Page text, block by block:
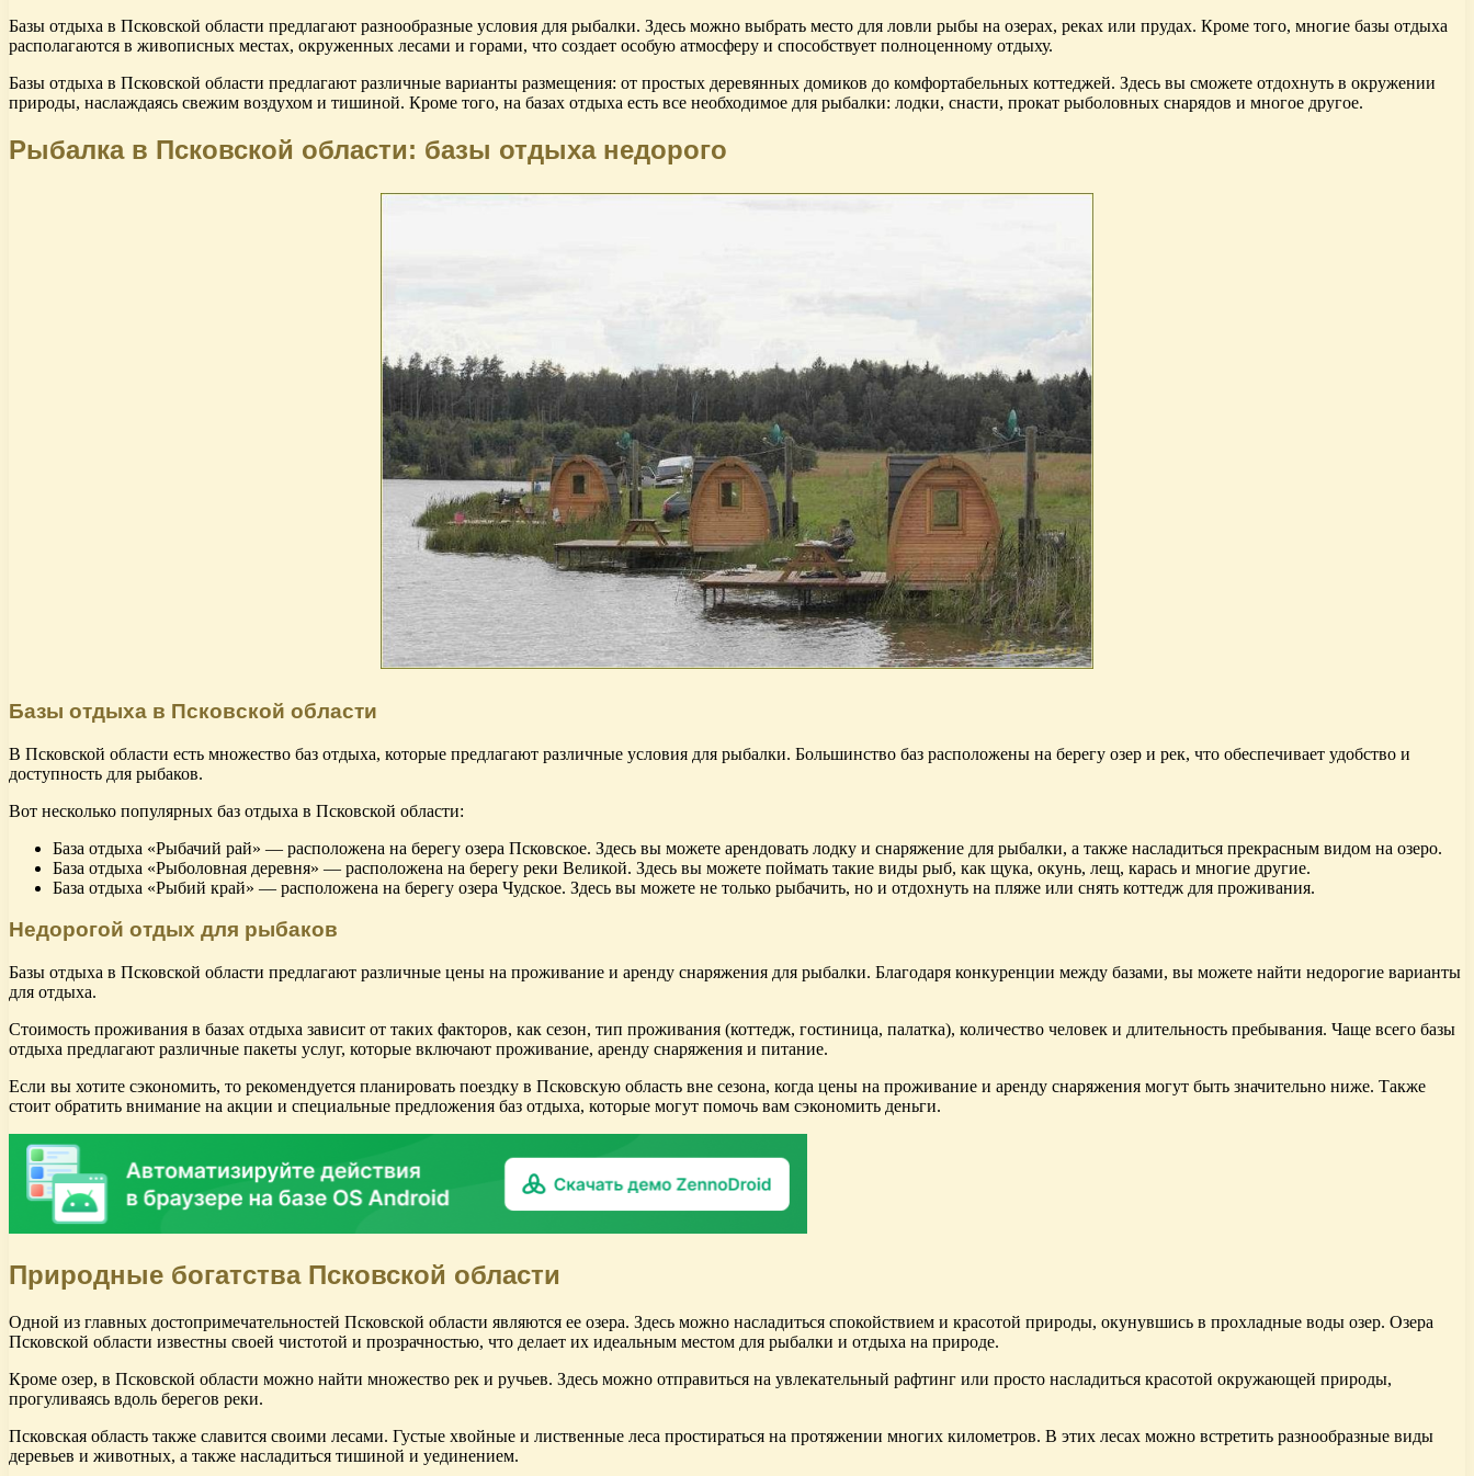
Базы отдыха в Псковской области предлагают разнообразные условия для рыбалки. Здесь можно выбрать место для ловли рыбы на озерах, реках или прудах. Кроме того, многие базы отдыха
располагаются в живописных местах, окруженных лесами и горами, что создает особую атмосферу и способствует полноценному отдыху.
Базы отдыха в Псковской области предлагают различные варианты размещения: от простых деревянных домиков до комфортабельных коттеджей. Здесь вы сможете отдохнуть в окружении
природы, наслаждаясь свежим воздухом и тишиной. Кроме того, на базах отдыха есть все необходимое для рыбалки: лодки, снасти, прокат рыболовных снарядов и многое другое.
Рыбалка в Псковской области: базы отдыха недорого
Базы отдыха в Псковской области
В Псковской области есть множество баз отдыха, которые предлагают различные условия для рыбалки. Большинство баз расположены на берегу озер и рек, что обеспечивает удобство и
доступность для рыбаков.
Вот несколько популярных баз отдыха в Псковской области:
База отдыха «Рыбачий рай» — расположена на берегу озера Псковское. Здесь вы можете арендовать лодку и снаряжение для рыбалки, а также насладиться прекрасным видом на озеро.
База отдыха «Рыболовная деревня» — расположена на берегу реки Великой. Здесь вы можете поймать такие виды рыб, как щука, окунь, лещ, карась и многие другие.
База отдыха «Рыбий край» — расположена на берегу озера Чудское. Здесь вы можете не только рыбачить, но и отдохнуть на пляже или снять коттедж для проживания.
Недорогой отдых для рыбаков
Базы отдыха в Псковской области предлагают различные цены на проживание и аренду снаряжения для рыбалки. Благодаря конкуренции между базами, вы можете найти недорогие варианты
для отдыха.
Стоимость проживания в базах отдыха зависит от таких факторов, как сезон, тип проживания (коттедж, гостиница, палатка), количество человек и длительность пребывания. Чаще всего базы
отдыха предлагают различные пакеты услуг, которые включают проживание, аренду снаряжения и питание.
Если вы хотите сэкономить, то рекомендуется планировать поездку в Псковскую область вне сезона, когда цены на проживание и аренду снаряжения могут быть значительно ниже. Также
стоит обратить внимание на акции и специальные предложения баз отдыха, которые могут помочь вам сэкономить деньги.
Природные богатства Псковской области
Одной из главных достопримечательностей Псковской области являются ее озера. Здесь можно насладиться спокойствием и красотой природы, окунувшись в прохладные воды озер. Озера
Псковской области известны своей чистотой и прозрачностью, что делает их идеальным местом для рыбалки и отдыха на природе.
Кроме озер, в Псковской области можно найти множество рек и ручьев. Здесь можно отправиться на увлекательный рафтинг или просто насладиться красотой окружающей природы,
прогуливаясь вдоль берегов реки.
Псковская область также славится своими лесами. Густые хвойные и лиственные леса простираться на протяжении многих километров. В этих лесах можно встретить разнообразные виды
деревьев и животных, а также насладиться тишиной и уединением.